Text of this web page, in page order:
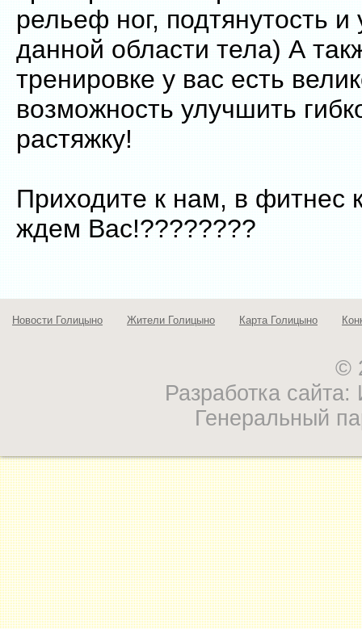
рельеф ног, подтянутость и
данной области тела) А
тренировке у вас есть
возможность улучшить
растяжку!
Приходите к нам, в фитнес
ждем Вас!????????
Новости Голицыно Жители Голицыно Карта Голицыно
©
Разработка
Генеральный